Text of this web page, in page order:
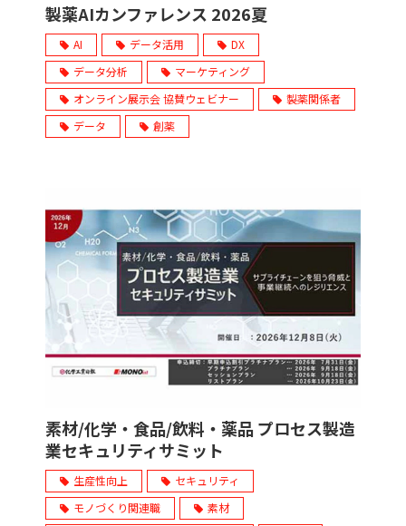
製薬AIカンファレンス 2026夏
AI データ活用
DX
データ分析
マーケティング
オンライン展示会 協賛ウェビナー
製薬関係者
データ
創薬
素材/化学・食品/飲料・薬品 プロセス製造
業セキュリティサミット
生産性向上
セキュリティ
モノづくり関連職
素材